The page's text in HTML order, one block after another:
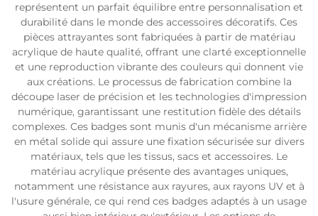
représentent un parfait équilibre entre personnalisation et
durabilité dans le monde des accessoires décoratifs. Ces
pièces attrayantes sont fabriquées à partir de matériau
acrylique de haute qualité, offrant une clarté exceptionnelle
et une reproduction vibrante des couleurs qui donnent vie
aux créations. Le processus de fabrication combine la
découpe laser de précision et les technologies d'impression
numérique, garantissant une restitution fidèle des détails
complexes. Ces badges sont munis d'un mécanisme arrière
en métal solide qui assure une fixation sécurisée sur divers
matériaux, tels que les tissus, sacs et accessoires. Le
matériau acrylique présente des avantages uniques,
notamment une résistance aux rayures, aux rayons UV et à
l'usure générale, ce qui rend ces badges adaptés à un usage